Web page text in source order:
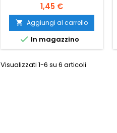
1,45 €
 Aggiungi al carrello
 In magazzino
Visualizzati 1-6 su 6 articoli